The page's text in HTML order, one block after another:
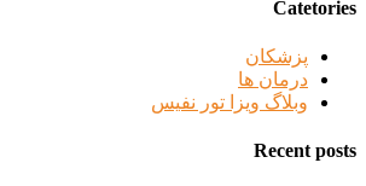
Catetories
پزشکان
درمان ها
وبلاگ ویزا تور نفیس
Recent posts